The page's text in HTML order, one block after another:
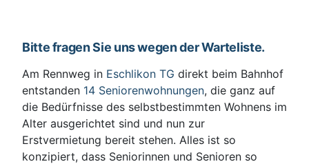
Bitte fragen Sie uns wegen der Warteliste.
Am Rennweg in Eschlikon TG direkt beim Bahnhof
entstanden 14 Seniorenwohnungen, die ganz auf
die Bedürfnisse des selbstbestimmten Wohnens im
Alter ausgerichtet sind und nun zur
Erstvermietung bereit stehen. Alles ist so
konzipiert, dass Seniorinnen und Senioren so